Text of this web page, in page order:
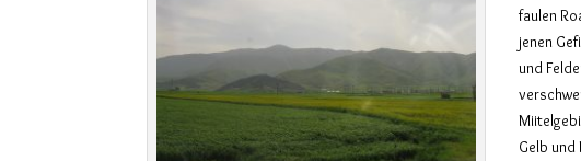
faulen
jenen
und
Gelb